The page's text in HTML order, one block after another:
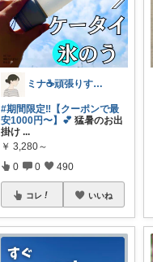
ミナ☕️頑張りすぎない暮らし🏠
#期間限定‼️【クーポンで最
安1000円〜】💕 猛暑のお出
掛け ...
￥ 3,280～
0 0 490
コレ いいね